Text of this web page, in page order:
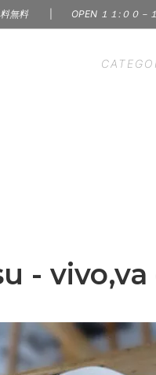
無料| OPEN １１:００－
ー）
道具） MISHIM
-